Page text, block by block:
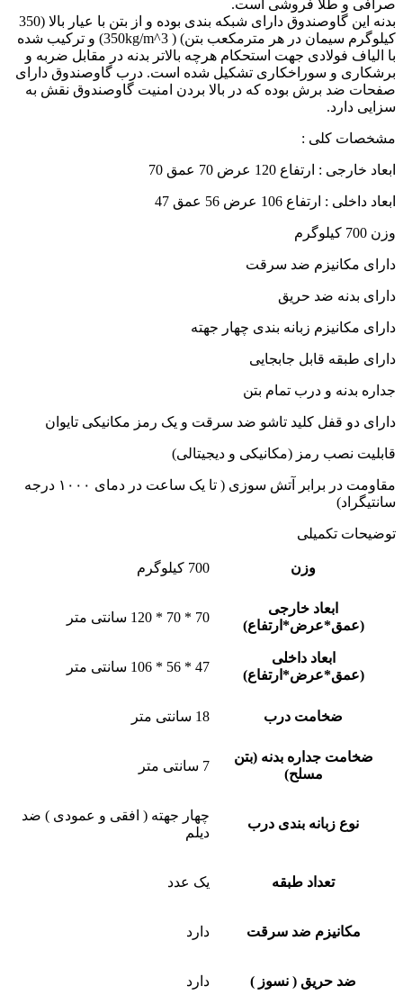
صرافی و طلا فروشی است.
بدنه این گاوصندوق دارای شبکه بندی بوده و از بتن با عیار بالا (350
کیلوگرم سیمان در هر مترمکعب بتن) ( 350kg/m^3) و ترکیب شده
با الیاف فولادی جهت استحکام هرچه بالاتر بدنه در مقابل ضربه و
برشکاری و سوراخکاری تشکیل شده است. درب گاوصندوق دارای
صفحات ضد برش بوده که در بالا بردن امنیت گاوصندوق نقش به
سزایی دارد.
مشخصات کلی :
ابعاد خارجی : ارتفاع 120 عرض 70 عمق 70
ابعاد داخلی : ارتفاع 106 عرض 56 عمق 47
وزن 700 کیلوگرم
دارای مکانیزم ضد سرقت
دارای بدنه ضد حریق
دارای مکانیزم زبانه بندی چهار جهته
دارای طبقه قابل جابجایی
جداره بدنه و درب تمام بتن
دارای دو قفل کلید تاشو ضد سرقت و یک رمز مکانیکی تایوان
قابلیت نصب رمز (مکانیکی و دیجیتالی)
مقاومت در برابر آتش سوزی ( تا یک ساعت در دمای ۱۰۰۰ درجه
سانتیگراد)
توضیحات تکمیلی
وزن 700 کیلوگرم
ابعاد خارجی
(عمق*عرض*ارتفاع)
70 * 70 * 120 سانتی متر
ابعاد داخلی
(عمق*عرض*ارتفاع)
47 * 56 * 106 سانتی متر
ضخامت درب 18 سانتی متر
ضخامت جداره بدنه (بتن
مسلح)
7 سانتی متر
نوع زبانه بندی درب
چهار جهته ( افقی و عمودی ) ضد
دیلم
تعداد طبقه یک عدد
مکانیزم ضد سرقت دارد
ضد حریق ( نسوز ) دارد